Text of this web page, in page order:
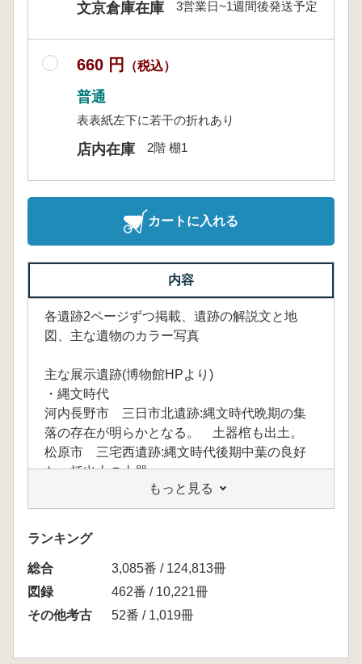
文京倉庫在庫 3営業日~1週間後発送予定
660 円 （税込）
普通
表表紙左下に若干の折れあり
店内在庫 2階 棚1
カートに入れる
内容
各遺跡2ページずつ掲載、遺跡の解説文と地
図、主な遺物のカラー写真
主な展示遺跡(博物館HPより)
・縄文時代
河内長野市 三日市北遺跡:縄文時代晩期の集
落の存在が明らかとなる。 土器棺も出土。
松原市 三宅西遺跡:縄文時代後期中葉の良好
な一括出土の土器
茨木市 東奈良遺跡:大溝から多量の土器とと
もに破鏡が出土。
松原市 池内遺跡:二重の溝に囲まれた地点か
ら平地建物と掘立柱建物からなる居住域を確
認。
・古墳時代
八尾市 小阪合遺跡:鹿と船を線刻した手あぶ
もっと見る
ランキング
総合
3,085番 / 124,813冊
図録
462番 / 10,221冊
その他考古
52番 / 1,019冊